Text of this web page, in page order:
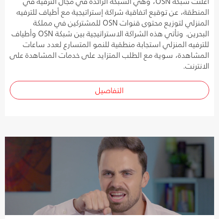
المنطقة، عن توقيع اتفاقية شراكة إستراتيجية مع أطياف للترفيه
المنزلي لتوزيع محتوى قنوات OSN للمشتركين في مملكة
البحرين. وتأتي هذه الشراكة الاستراتيجية بين شبكة OSN وأطياف
للترفيه المنزلي استجابة منطقية للنمو المتسارع لعدد ساعات
المشاهدة، سوية مع الطلب المتزايد على خدمات المشاهدة على
الانترنت.
التفاصيل